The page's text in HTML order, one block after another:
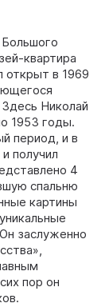
квартира
открыт в 1969
Николай
1953 годы.
период, и в
получил
4
спальню
картины
заслуженно
пор он